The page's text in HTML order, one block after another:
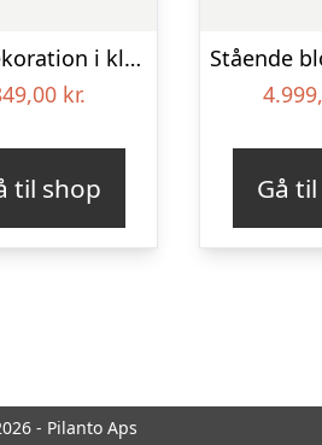
Båredekoration i klassisk stil – creme
kr.
til shop Gå
- Pilanto Aps